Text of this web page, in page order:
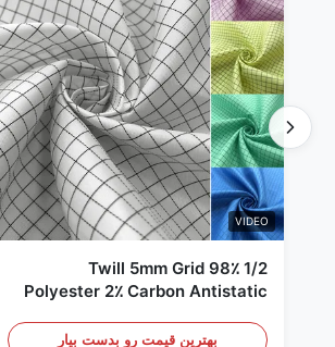
VIDEO
1/2 Twill 5mm Grid 98٪
Polyester 2٪ Carbon Antistatic
بهترین قیمت رو بدست بیار